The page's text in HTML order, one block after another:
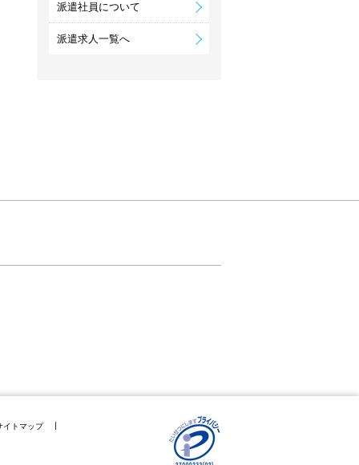
派遣社員について
派遣求人一覧へ
イトマップ